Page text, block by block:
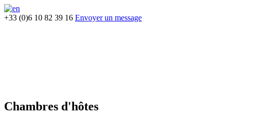
+33 (0)6 10 82 39 16 Envoyer un message
Chambres d'hôtes